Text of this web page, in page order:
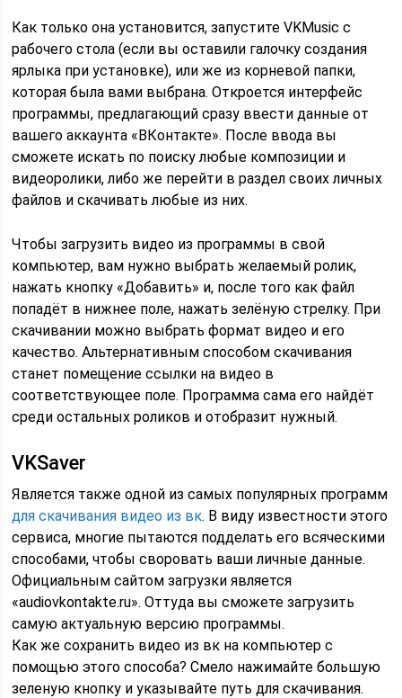
Как только она установится, запустите VKMusic с
рабочего стола (если вы оставили галочку создания
ярлыка при установке), или же из корневой папки,
которая была вами выбрана. Откроется интерфейс
программы, предлагающий сразу ввести данные от
вашего аккаунта «ВКонтакте». После ввода вы
сможете искать по поиску любые композиции и
видеоролики, либо же перейти в раздел своих личных
файлов и скачивать любые из них.
Чтобы загрузить видео из программы в свой
компьютер, вам нужно выбрать желаемый ролик,
нажать кнопку «Добавить» и, после того как файл
попадёт в нижнее поле, нажать зелёную стрелку. При
скачивании можно выбрать формат видео и его
качество. Альтернативным способом скачивания
станет помещение ссылки на видео в
соответствующее поле. Программа сама его найдёт
среди остальных роликов и отобразит нужный.
VKSaver
Является также одной из самых популярных программ
для скачивания видео из вк. В виду известности этого
сервиса, многие пытаются подделать его всяческими
способами, чтобы своровать ваши личные данные.
Официальным сайтом загрузки является
«audiovkontakte.ru». Оттуда вы сможете загрузить
самую актуальную версию программы.
Как же сохранить видео из вк на компьютер с
помощью этого способа? Смело нажимайте большую
зеленую кнопку и указывайте путь для скачивания.